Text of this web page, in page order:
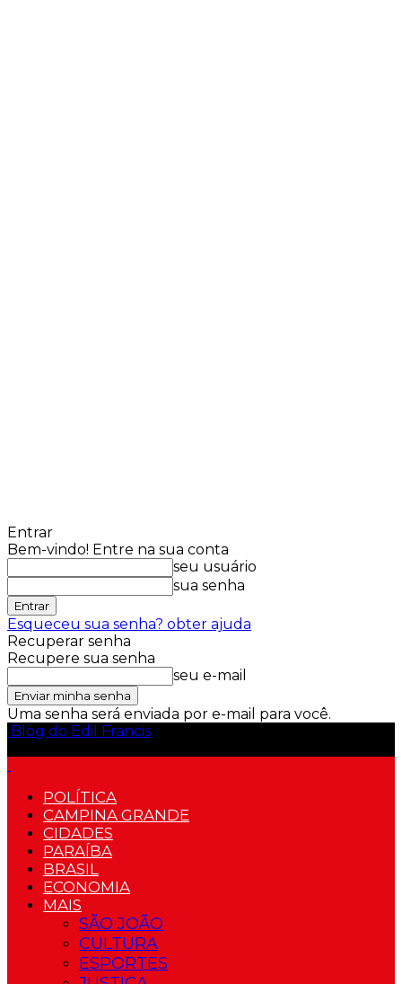
Entrar
Bem-vindo! Entre na sua conta
seu usuário
sua senha
Esqueceu sua senha? obter ajuda
Recuperar senha
Recupere sua senha
seu e-mail
Uma senha será enviada por e-mail para você.
Blog do Edil Francis
POLÍTICA
CAMPINA GRANDE
CIDADES
PARAÍBA
BRASIL
ECONOMIA
MAIS
SÃO JOÃO
CULTURA
ESPORTES